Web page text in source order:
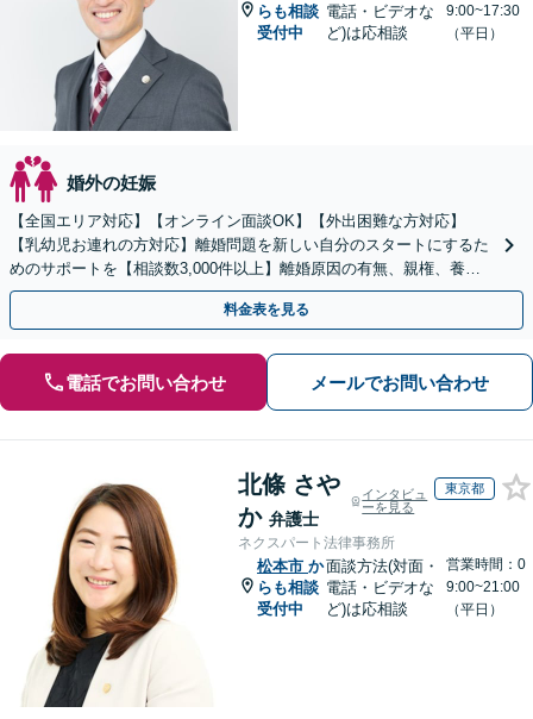
らも相談
受付中
電話・ビデオな
ど)は応相談
9:00~17:30
（平日）
婚外の妊娠
【全国エリア対応】【オンライン面談OK】【外出困難な方対応】
【乳幼児お連れの方対応】離婚問題を新しい自分のスタートにするた
めのサポートを【相談数3,000件以上】離婚原因の有無、親権、養育
費、財産分与、慰謝料請求【夜間・休日相談可】
料金表を見る
電話でお問い合わせ メールでお問い合わせ
北條 さや
か 弁護士
インタビュ
ーを見る
東京都
ネクスパート法律事務所
松本市 か
らも相談
受付中
面談方法(対面・
電話・ビデオな
ど)は応相談
営業時間：0
9:00~21:00
（平日）